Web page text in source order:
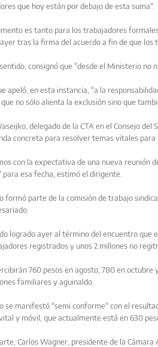
que hoy están por debajo de esta suma".
es tanto para los trabajadores
tras la firma del acuerdo a fin de que
consignó que "desde el Ministerio no
apeló, en esta instancia, "a la
no sólo alienta la exclusión sino que
delegado de la CTA en el Consejo
concreta para resolver temas vitales para
con la expectativa de una nueva reunión
esa fecha, estimó el dirigente.
formó parte de la comisión de trabajo
logrado ayer al término del encuentro
registrados y unos 2 millones no
760 pesos en agosto, 780 en
familiares y aguinaldo.
se manifestó "semi conforme" con el
y móvil, que actualmente está en 630
Carlos Wagner, presidente de la